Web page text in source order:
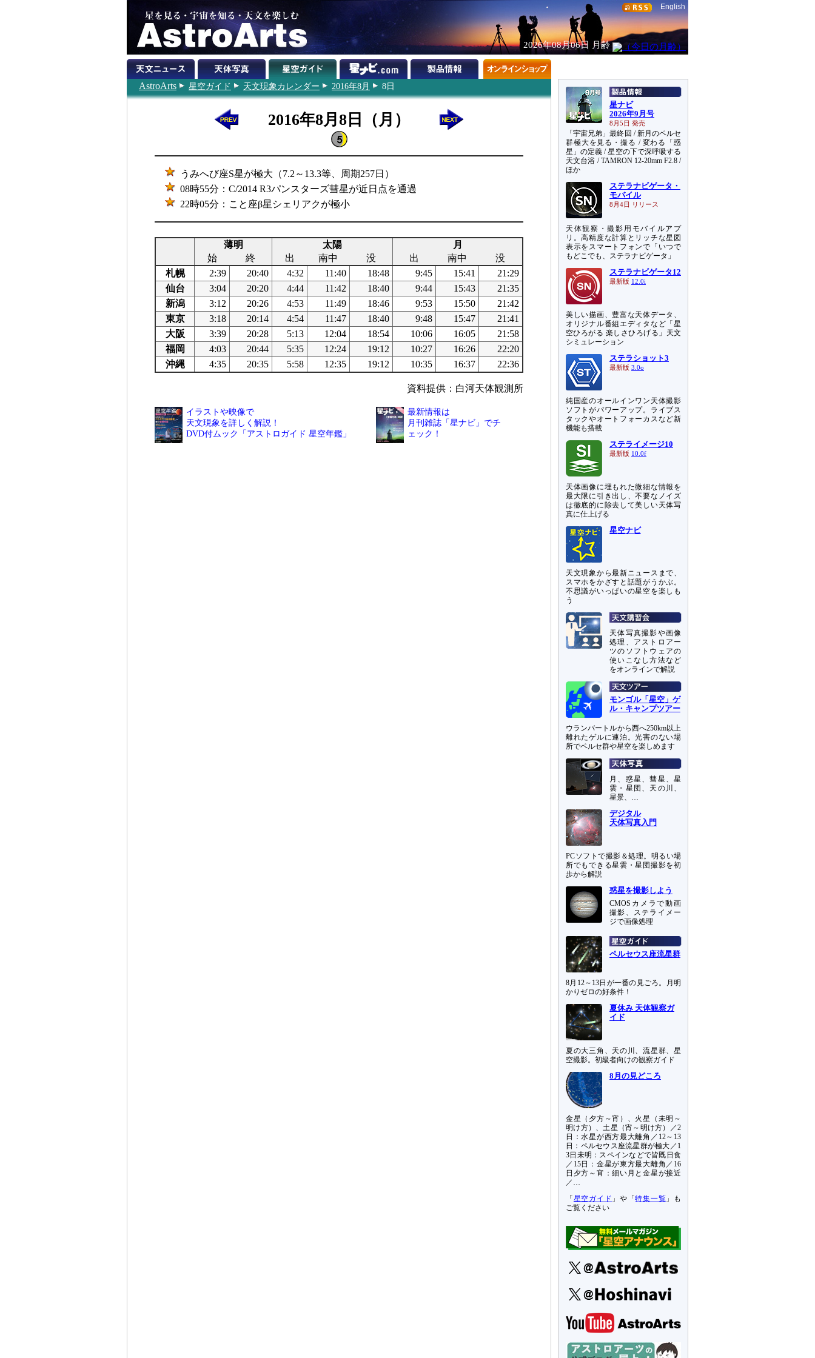
English
2026年08月06日 月齢
AstroArts 星空ガイド 天文現象カレンダー 2016年8月 8日
2016年8月8日（月）
うみへび座S星が極大（7.2～13.3等、周期257日）
08時55分：C/2014 R3パンスターズ彗星が近日点を通過
22時05分：こと座β星シェリアクが極小
薄明 太陽
月
始
終 出 南中 没 出 南中
没
札幌
2:39 20:40 4:32 11:40 18:48 9:45 15:41
21:29
仙台
3:04 20:20 4:44 11:42 18:40 9:44 15:43
21:35
新潟
3:12 20:26 4:53 11:49 18:46 9:53 15:50
21:42
東京
3:18 20:14 4:54 11:47 18:40 9:48 15:47
21:41
大阪
3:39 20:28 5:13 12:04 18:54 10:06 16:05
21:58
福岡
4:03 20:44 5:35 12:24 19:12 10:27 16:26
22:20
沖縄
4:35 20:35 5:58 12:35 19:12 10:35 16:37 22:36
資料提供：白河天体観測所
イラストや映像で
天文現象を詳しく解説！
DVD付ムック「アストロガイド 星空年鑑」
最新情報は
月刊雑誌「星ナビ」でチ
ェック！
星ナビ
2026年9月号
8月5日 発売
「宇宙兄弟」最終回 / 新月のペルセ
群極大を見る・撮る / 変わる「惑
星」の定義 / 星空の下で深呼吸する
天文台浴 / TAMRON 12-20mm F2.8 /
ほか
ステラナビゲータ・
モバイル
8月4日 リリース
天体観察・撮影用モバイルアプ
リ。高精度な計算とリッチな星図
表示をスマートフォンで「いつで
もどこでも、ステラナビゲータ」
ステラナビゲータ12
最新版 12.0i
美しい描画、豊富な天体データ、
オリジナル番組エディタなど「星
空ひろがる 楽しさひろげる」天文
シミュレーション
ステラショット3
最新版 3.0o
純国産のオールインワン天体撮影
ソフトがパワーアップ。ライブス
タックやオートフォーカスなど新
機能も搭載
ステライメージ10
最新版 10.0f
天体画像に埋もれた微細な情報を
最大限に引き出し、不要なノイズ
は徹底的に除去して美しい天体写
真に仕上げる
星空ナビ
天文現象から最新ニュースまで、
スマホをかざすと話題がうかぶ。
不思議がいっぱいの星空を楽しも
う
天体写真撮影や画像
処理、アストロアー
ツのソフトウェアの
使いこなし方法など
をオンラインで解説
モンゴル「星空」ゲ
ル・キャンプツアー
ウランバートルから西へ250km以上
離れたゲルに連泊。光害のない場
所でペルセ群や星空を楽しめます
月、惑星、彗星、星
雲・星団、天の川、
星景、…
デジタル
天体写真入門
PCソフトで撮影＆処理。明るい場
所でもできる星雲・星団撮影を初
歩から解説
惑星を撮影しよう
CMOSカメラで動画
撮影、ステライメー
ジで画像処理
ペルセウス座流星群
8月12～13日が一番の見ごろ。月明
かりゼロの好条件！
夏休み 天体観察ガ
イド
夏の大三角、天の川、流星群、星
空撮影。初級者向けの観察ガイド
8月の見どころ
金星（夕方～宵）、火星（未明～
明け方）、土星（宵～明け方）／2
日：水星が西方最大離角／12～13
日：ペルセウス座流星群が極大／1
3日未明：スペインなどで皆既日食
／15日：金星が東方最大離角／16
日夕方～宵：細い月と金星が接近
／…
「 星空ガイド 」や「特集一覧 」も
ご覧ください